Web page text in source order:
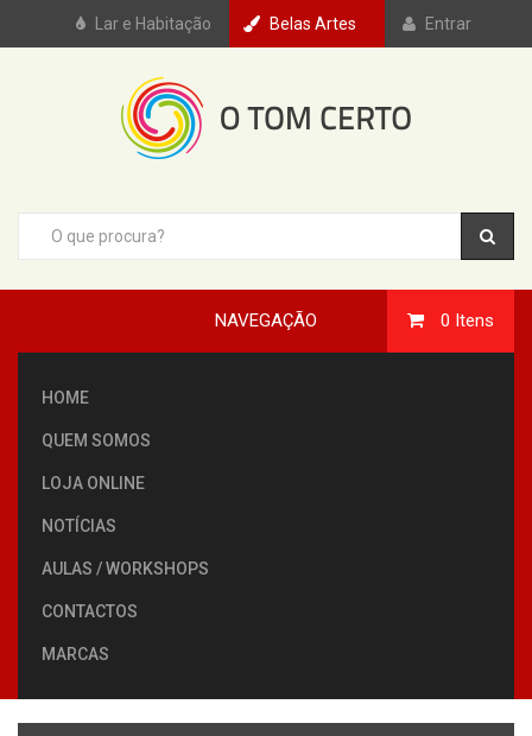
Lar e Habitação Belas Artes Entrar
0 Itens
NAVEGAÇÃO
HOME
QUEM SOMOS
LOJA ONLINE
NOTÍCIAS
AULAS / WORKSHOPS
CONTACTOS
MARCAS